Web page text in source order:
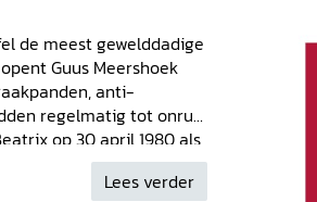
de meest gewelddadige
Guus Meershoek
anti-
regelmatig tot onrust
op 30 april 1980 als
de binnenstad van
verzette onder
Lees verder